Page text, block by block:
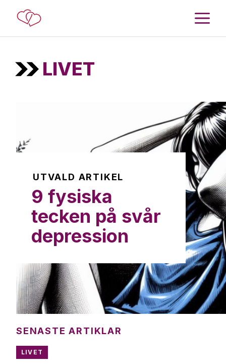
Hoppa
innehåll
LIVET
UTVALD ARTIKEL
9 fysiska
tecken på svår
depression
SENASTE ARTIKLAR
LIVET